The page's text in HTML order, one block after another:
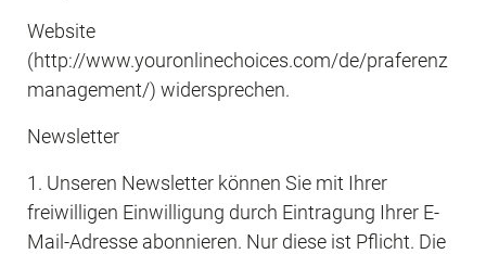
Website
(http://www.youronlinechoices.com/de/praferenz
management/) widersprechen.
Newsletter
1. Unseren Newsletter können Sie mit Ihrer
freiwilligen Einwilligung durch Eintragung Ihrer E-
Mail-Adresse abonnieren. Nur diese ist Pflicht. Die